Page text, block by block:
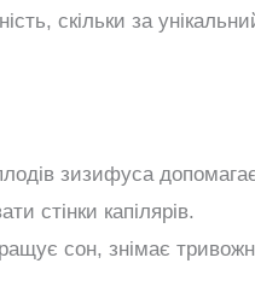
скільки за
зизифуса
стінки капілярів.
сон, знімає